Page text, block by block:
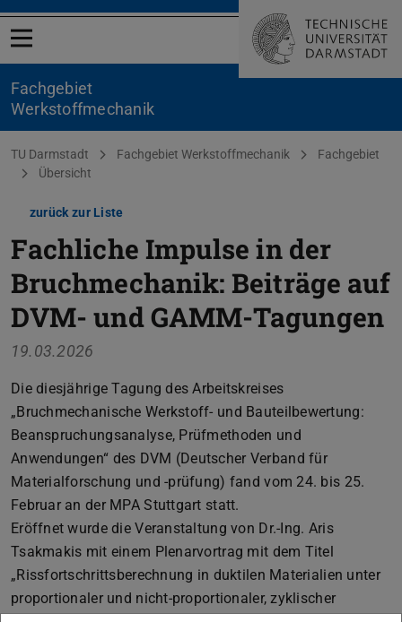
Menü öffnen
Fachgebiet
Werkstoffmechanik
Sie befinden sich hier:
TU Darmstadt Fachgebiet Werkstoffmechanik
Fachgebiet
Übersicht
zurück zur Liste
Fachliche Impulse in der
Bruchmechanik: Beiträge auf
DVM- und GAMM-Tagungen
19.03.2026
Die diesjährige Tagung des Arbeitskreises
„Bruchmechanische Werkstoff- und Bauteilbewertung:
Beanspruchungsanalyse, Prüfmethoden und
Anwendungen“ des DVM (Deutscher Verband für
Materialforschung und -prüfung) fand vom 24. bis 25.
Februar an der MPA Stuttgart statt.
Eröffnet wurde die Veranstaltung von Dr.-Ing. Aris
Tsakmakis mit einem Plenarvortrag mit dem Titel
„Rissfortschrittsberechnung in duktilen Materialien unter
proportionaler und nicht-proportionaler, zyklischer